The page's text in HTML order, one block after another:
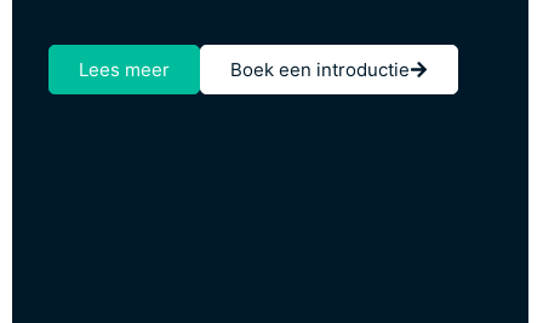
Lees meer Boek een introductie